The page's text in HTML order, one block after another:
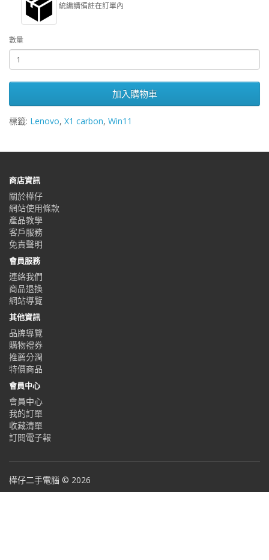
統編請備註在訂單內
數量
加入購物車
標籤: Lenovo, X1 carbon, Win11
商店資訊
關於樺仔
網站使用條款
產品教學
客戶服務
免責聲明
會員服務
連絡我們
商品退換
網站導覽
其他資訊
品牌導覽
購物禮券
推薦分潤
特價商品
會員中心
會員中心
我的訂單
收藏清單
訂閱電子報
樺仔二手電腦 © 2026